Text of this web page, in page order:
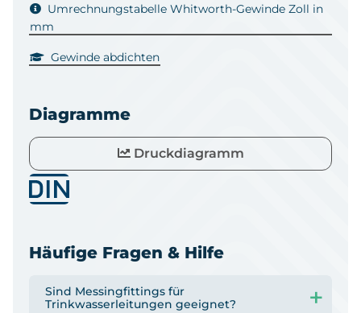
Umrechnungstabelle Whitworth-Gewinde Zoll in
mm
Gewinde abdichten
Diagramme
Druckdiagramm
Häufige Fragen & Hilfe
Sind Messingfittings für
Trinkwasserleitungen geeignet?